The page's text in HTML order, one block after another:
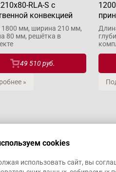
RLA-S с
конвекцией
мм, ширина 210 мм,
80 мм, решётка в
49 510 руб.
»
cookies
использовать сайт, вы